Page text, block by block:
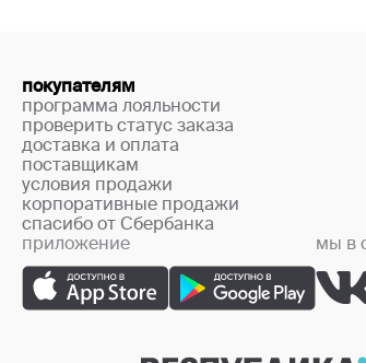
покупателям
программа лояльности
проверить статус заказа
доставка и оплата
поставщикам
условия продажи
корпоративные продажи
спасибо от Сбербанка
приложение мы в